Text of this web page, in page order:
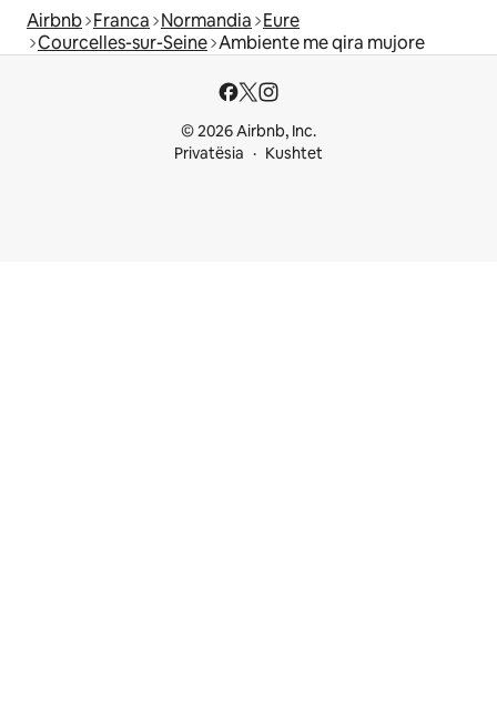
Airbnb Franca Normandia Eure
Courcelles-sur-Seine Ambiente me qira mujore
© 2026 Airbnb, Inc.
Privatësia
Kushtet